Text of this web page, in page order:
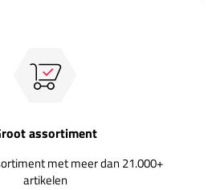
assortiment
met meer dan 21.000+
artikelen